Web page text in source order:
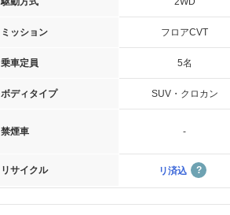
ミッション フロアCVT
乗車定員 5名
ボディタイプ SUV・クロカン
禁煙車 -
リサイクル リ済込